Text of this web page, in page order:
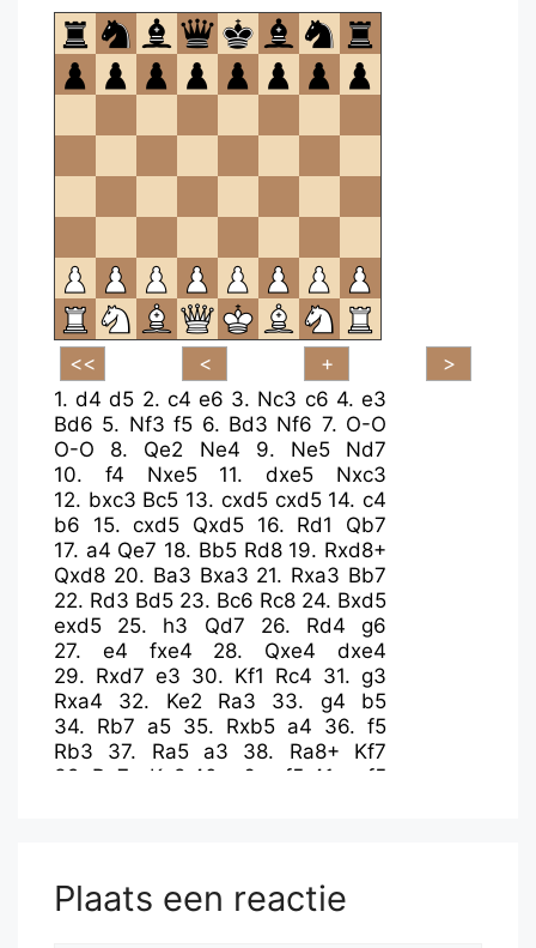
om
te
openen.
1.d4 d5 2. c4 e6 3. Nc3 c6 4.e3
Bd6 5. Nf3 f5 6. Bd3 Nf6 7. O-O
O-O
8. Qe2 Ne4 9. Ne5
Nd7
10. f4 Nxe5 11.dxe5
Nxc3
12. bxc3 Bc5 13. cxd5 cxd5 14.c4
b6
15.cxd5 Qxd5 16. Rd1
Qb7
17. a4 Qe7 18. Bb5 Rd8 19. Rxd8+
Qxd8 20. Ba3 Bxa3 21. Rxa3 Bb7
22. Rd3 Bd5 23. Bc6 Rc8 24. Bxd5
exd5
25. h3 Qd7 26. Rd4
g6
27. e4 fxe4 28. Qxe4
dxe4
29. Rxd7 e3 30. Kf1 Rc4 31. g3
Rxa4
32. Ke2 Ra3 33. g4
b5
34. Rb7 a5 35. Rxb5 a4 36. f5
Rb3
37. Ra5 a3 38. Ra8+
Kf7
39. Ra7+ Kg8 40. e6 gxf5 41.
gxf5
Plaats een reactie